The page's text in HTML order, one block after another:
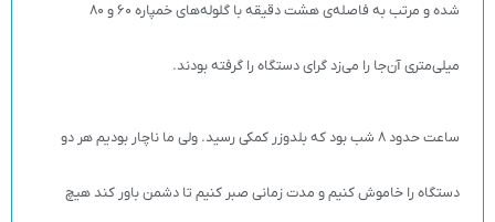
شده و مرتب به فاصله‌ی هشت دقیقه با گلوله‌های خمپاره 60 و 80
میلی‌متری آن‌جا را می‌زد گرای دستگاه را گرفته بودند.
ساعت حدود 8 شب بود که بلدوزر کمکی رسید. ولی ما ناچار بودیم هر دو
دستگاه را خاموش کنیم و مدت زمانی صبر کنیم تا دشمن باور کند هیچ